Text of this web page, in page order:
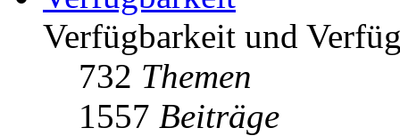
Verfügbarkeit und
732 Themen
1557 Beiträge